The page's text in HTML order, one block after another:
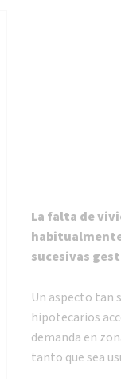
La falta de
sucesivas
Un aspecto tan
hipotecarios
demanda en
tanto que sea